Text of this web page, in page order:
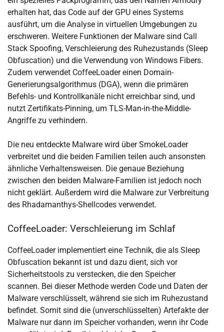
erhalten hat, das Code auf der GPU eines Systems
ausführt, um die Analyse in virtuellen Umgebungen zu
erschweren. Weitere Funktionen der Malware sind Call
Stack Spoofing, Verschleierung des Ruhezustands (Sleep
Obfuscation) und die Verwendung von Windows Fibers.
Zudem verwendet CoffeeLoader einen Domain-
Generierungsalgorithmus (DGA), wenn die primären
Befehls- und Kontrollkanäle nicht erreichbar sind, und
nutzt Zertifikats-Pinning, um TLS-Man-in-the-Middle-
Angriffe zu verhindern.
Die neu entdeckte Malware wird über SmokeLoader
verbreitet und die beiden Familien teilen auch ansonsten
ähnliche Verhaltensweisen. Die genaue Beziehung
zwischen den beiden Malware-Familien ist jedoch noch
nicht geklärt. Außerdem wird die Malware zur Verbreitung
des Rhadamanthys-Shellcodes verwendet.
CoffeeLoader: Verschleierung im Schlaf
CoffeeLoader implementiert eine Technik, die als Sleep
Obfuscation bekannt ist und dazu dient, sich vor
Sicherheitstools zu verstecken, die den Speicher
scannen. Bei dieser Methode werden Code und Daten der
Malware verschlüsselt, während sie sich im Ruhezustand
befindet. Somit sind die (unverschlüsselten) Artefakte der
Malware nur dann im Speicher vorhanden, wenn ihr Code